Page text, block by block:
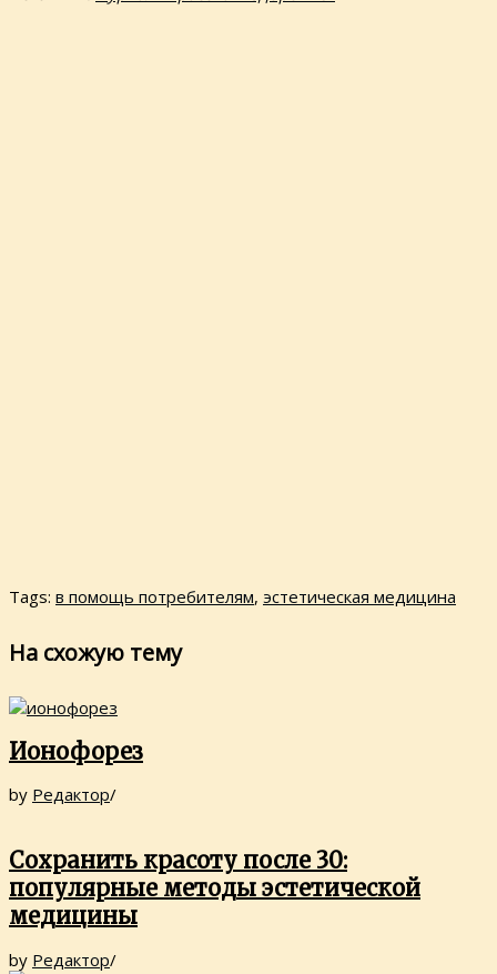
Tags: в помощь потребителям, эстетическая медицина
На схожую тему
Ионофорез
by Редактор/
Сохранить красоту после 30:
популярные методы эстетической
медицины
by Редактор/